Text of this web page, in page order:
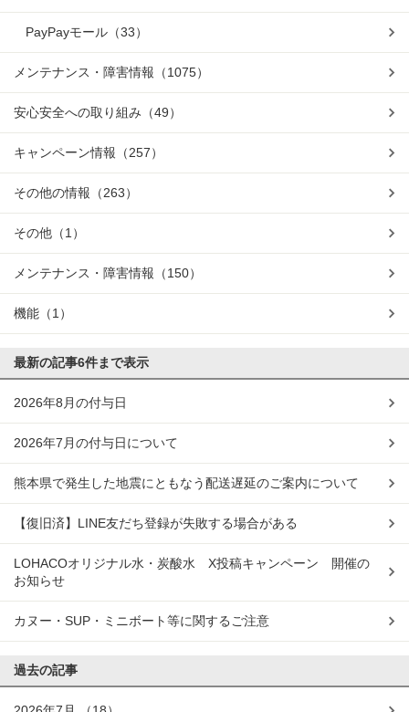
PayPayモール （33）
メンテナンス・障害情報 （1075）
安心安全への取り組み （49）
キャンペーン情報 （257）
その他の情報 （263）
その他 （1）
メンテナンス・障害情報 （150）
機能 （1）
最新の記事6件まで表示
2026年8月の付与日
2026年7月の付与日について
熊本県で発生した地震にともなう配送遅延のご案内について
【復旧済】LINE友だち登録が失敗する場合がある
LOHACOオリジナル水・炭酸水 X投稿キャンペーン 開催の
お知らせ
カヌー・SUP・ミニボート等に関するご注意
過去の記事